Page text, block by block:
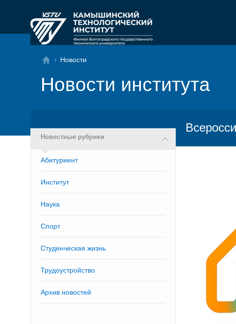
Новости
Новости института
Новостные рубрики
Абитуриент
Институт
Наука
Спорт
Студенческая жизнь
Трудоустройство
Архив новостей